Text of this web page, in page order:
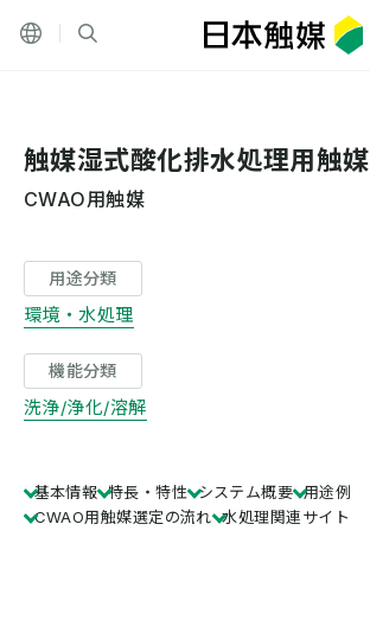
その他の言語
触媒湿式酸化排水処理用触媒
CWAO用触媒
用途分類
環境・水処理
機能分類
洗浄/浄化/溶解
基本情報 特長・特性 システム概要 用途例
CWAO用触媒選定の流れ 水処理関連サイト